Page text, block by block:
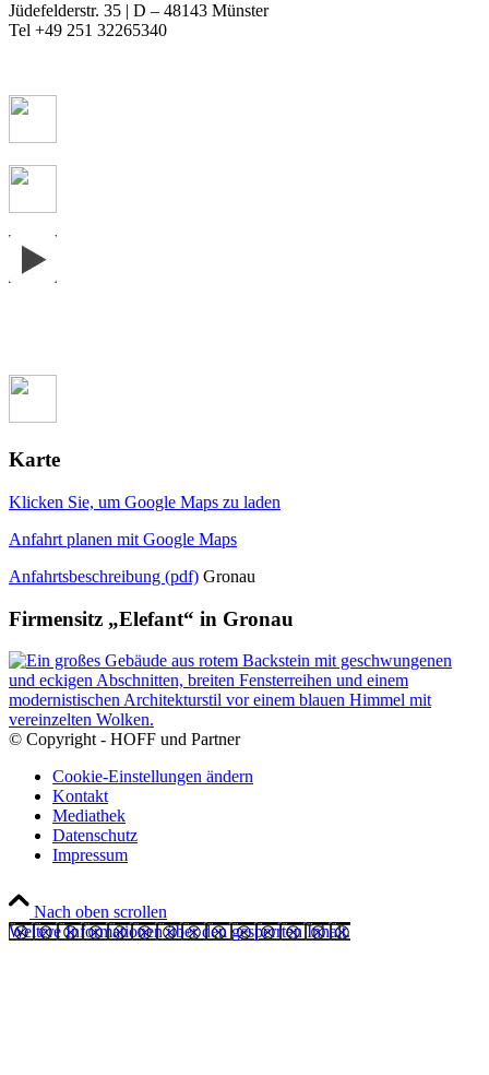
Jüdefelderstr. 35 | D – 48143 Münster
Tel +49 251 32265340
Karte
Klicken Sie, um Google Maps zu laden
Anfahrt planen mit Google Maps
Anfahrtsbeschreibung (pdf) Gronau
Firmensitz „Elefant“ in Gronau
© Copyright - HOFF und Partner
Cookie-Einstellungen ändern
Kontakt
Mediathek
Datenschutz
Impressum
Nach oben scrollen
Weitere Informationen über den gesperrten Inhalt.